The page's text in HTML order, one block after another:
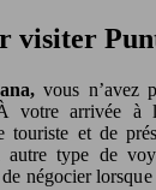
visiter
vous n’avez
votre arrivée à
touriste et de
type de
négocier